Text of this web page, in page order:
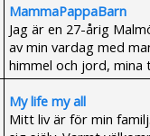
MammaPappaBarn
Jag är en 27-årig
av min vardag med
himmel och jord, mina
My life my all
Mitt liv är för min